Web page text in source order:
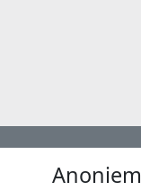
Anoniem